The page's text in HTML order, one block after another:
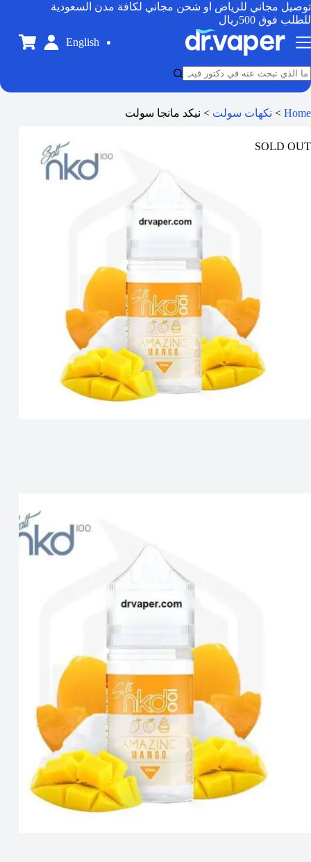
توصيل مجاني للرياض او شحن مجاني لكافة مدن السعودية
للطلب فوق 500ريال
English
Home
> نكهات سولت > نيكد مانجا سولت
SOLD OUT